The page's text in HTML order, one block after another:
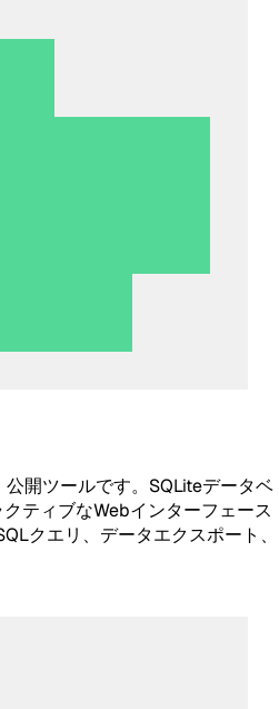
開ツールです。SQLiteデータベ
ティブなWebインターフェース
クエリ、データエクスポート、